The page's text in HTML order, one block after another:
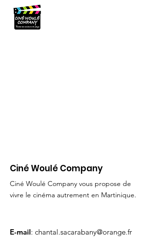
Ciné Woulé Company
Ciné Woulé Company vous propose de
vivre le cinéma autrement en Martinique.
E-mail: chantal.sacarabany@orange.fr